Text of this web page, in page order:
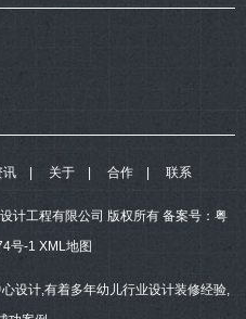
讯 关于 合作 联系
计工程有限公司 版权所有 备案号： 粤
号-1 XML地图
设计,有着多年幼儿行业设计装修经验,